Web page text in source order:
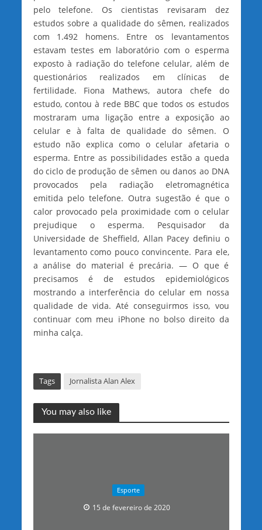
pelo telefone. Os cientistas revisaram dez
estudos sobre a qualidade do sêmen, realizados
com 1.492 homens. Entre os levantamentos
estavam testes em laboratório com o esperma
exposto à radiação do telefone celular, além de
questionários realizados em clínicas de
fertilidade. Fiona Mathews, autora chefe do
estudo, contou à rede BBC que todos os estudos
mostraram uma ligação entre a exposição ao
celular e à falta de qualidade do sêmen. O
estudo não explica como o celular afetaria o
esperma. Entre as possibilidades estão a queda
do ciclo de produção de sêmen ou danos ao DNA
provocados pela radiação eletromagnética
emitida pelo telefone. Outra sugestão é que o
calor provocado pela proximidade com o celular
prejudique o esperma. Pesquisador da
Universidade de Sheffield, Allan Pacey definiu o
levantamento como pouco convincente. Para ele,
a análise do material é precária. — O que é
precisamos é de estudos epidemiológicos
mostrando a interferência do celular em nossa
qualidade de vida. Até conseguirmos isso, vou
continuar com meu iPhone no bolso direito da
minha calça.
Tags Jornalista Alan Alex
You may also like
Esporte
15 de fevereiro de 2020